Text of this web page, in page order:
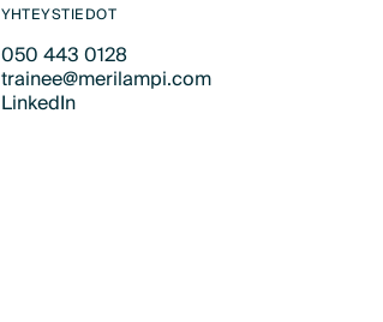
YHTEYSTIEDOT
050 443 0128
Text Link
trainee@merilampi.com
Text Link
LinkedIn